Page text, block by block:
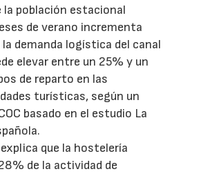
la población estacional
de verano incrementa
demanda logística del canal
elevar entre un 25% y un
de reparto en las
turísticas, según un
basado en el estudio La
que la hostelería
de la actividad de